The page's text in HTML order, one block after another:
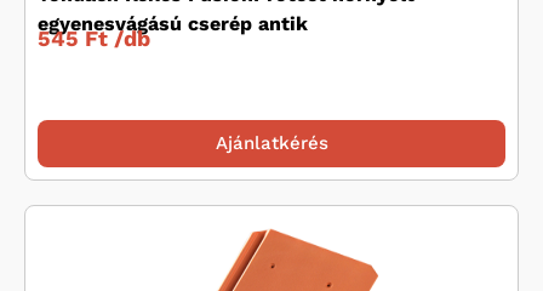
egyenesvágású cserép antik
545 Ft /db
Ajánlatkérés